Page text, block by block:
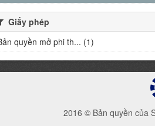
Giấy phép
quyền mở phi th... (1)
2016 © Bản quyền của